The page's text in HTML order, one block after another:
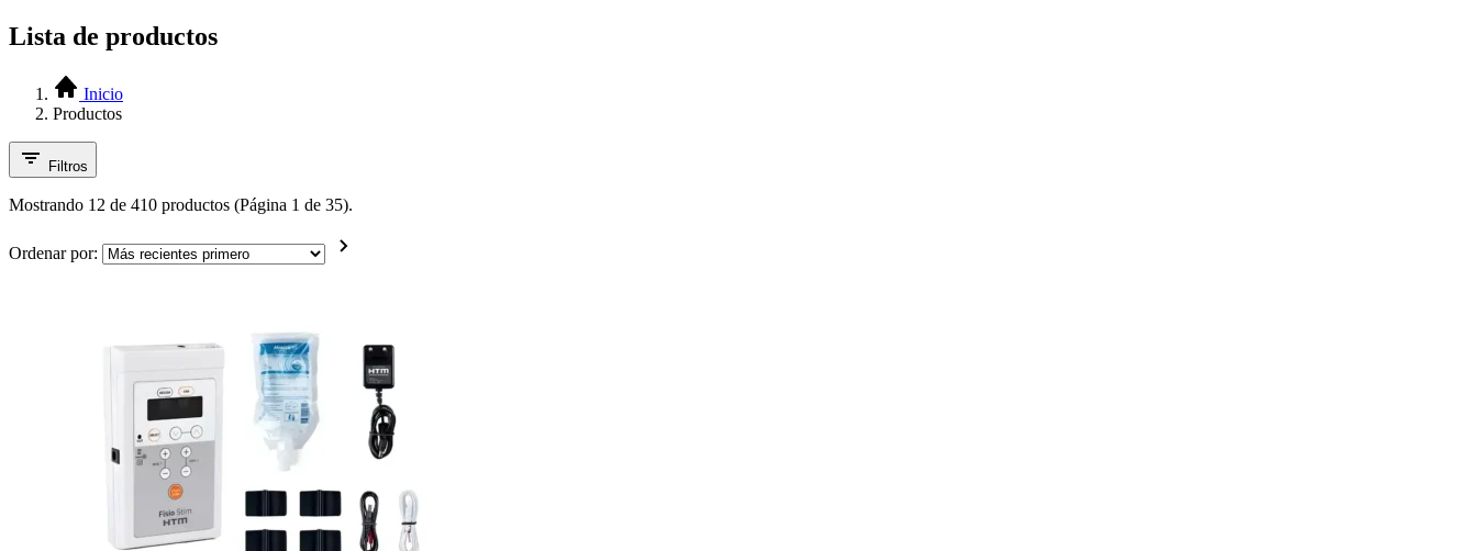
Lista de productos
Inicio
Productos
Filtros
Mostrando 12 de 410 productos (Página 1 de 35).
Ordenar por: